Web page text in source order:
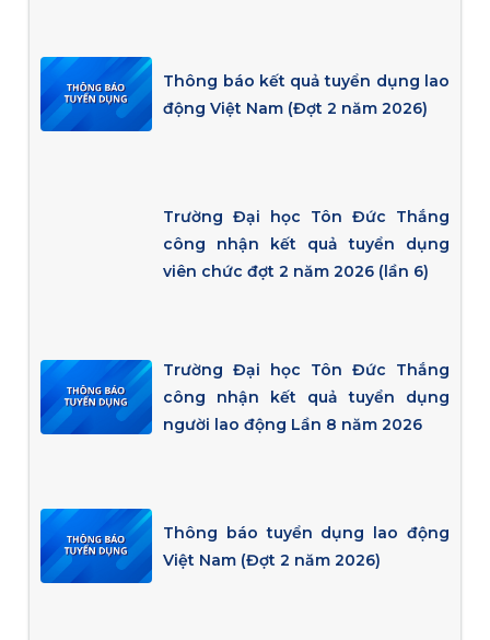
Thông báo kết quả tuyển dụng lao
động Việt Nam (Đợt 2 năm 2026)
Trường Đại học Tôn Đức Thắng
công nhận kết quả tuyển dụng
viên chức đợt 2 năm 2026 (lần 6)
Trường Đại học Tôn Đức Thắng
công nhận kết quả tuyển dụng
người lao động Lần 8 năm 2026
Thông báo tuyển dụng lao động
Việt Nam (Đợt 2 năm 2026)